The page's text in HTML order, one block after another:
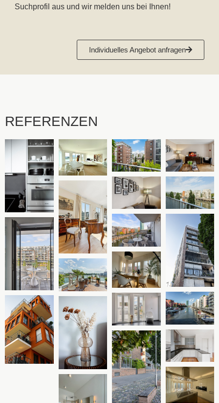
Suchprofil aus und wir melden uns bei Ihnen!
Individuelles Angebot anfragen
REFERENZEN